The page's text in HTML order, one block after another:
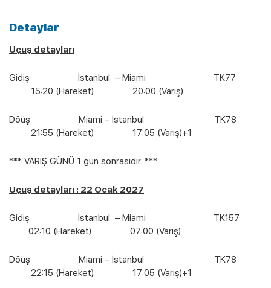
Detaylar
Uçuş detayları
Gidiş İstanbul – Miami TK77
15:20 (Hareket) 20:00 (Varış)
Döüş Miami – İstanbul TK78
21:55 (Hareket) 17:05 (Varış)+1
*** VARIŞ GÜNÜ 1 gün sonrasıdır. ***
Uçuş detayları : 22 Ocak 2027
Gidiş İstanbul – Miami TK157
02:10 (Hareket) 07:00 (Varış)
Döüş Miami – İstanbul TK78
22:15 (Hareket) 17:05 (Varış)+1